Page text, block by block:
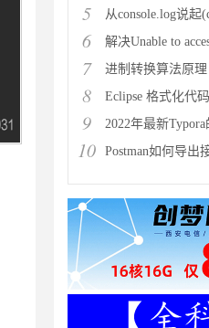
5 从console.log说起
6 解决Unable to
7 进制转换算法原理（二进
8 Eclipse 格式化代码时不
9 2022年最新
10 Postman如何导出